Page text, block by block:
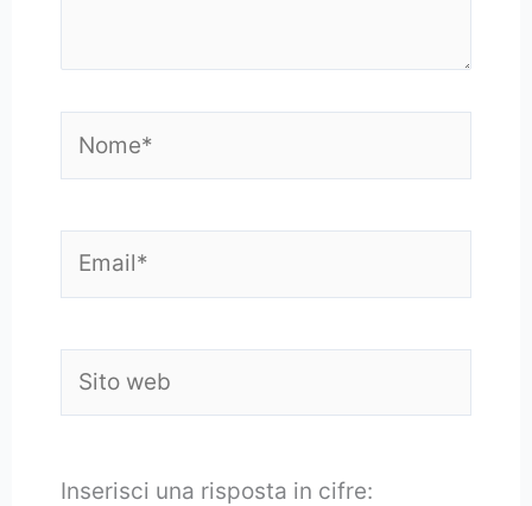
web
Inserisci una risposta in cifre: